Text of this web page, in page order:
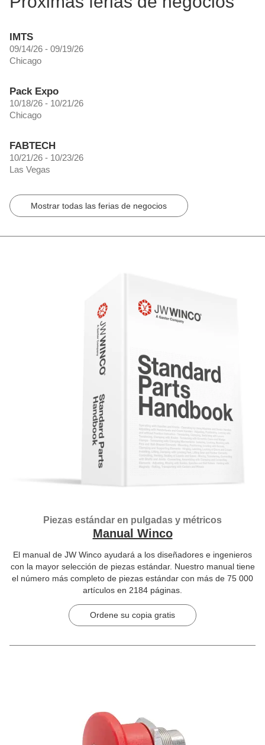
IMTS
09/14/26 - 09/19/26
Chicago
Pack Expo
10/18/26 - 10/21/26
Chicago
FABTECH
10/21/26 - 10/23/26
Las Vegas
Mostrar todas las ferias de negocios
Piezas estándar en pulgadas y métricos
Manual Winco
El manual de JW Winco ayudará a los diseñadores e ingenieros
con la mayor selección de piezas estándar. Nuestro manual tiene
el número más completo de piezas estándar con más de 75 000
artículos en 2184 páginas.
Ordene su copia gratis